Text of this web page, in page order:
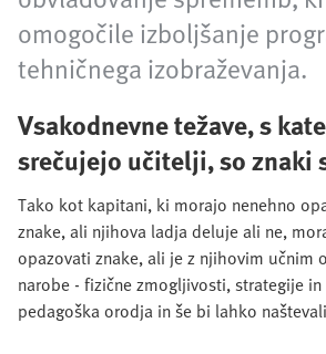
omogočile izboljšanje
tehničnega izobraževanja.
Vsakodnevne težave, s
srečujejo učitelji, so znaki
Tako kot kapitani, ki morajo nenehno
znake, ali njihova ladja deluje ali ne,
opazovati znake, ali je z njihovim učnim
narobe - fizične zmogljivosti, strategije
pedagoška orodja in še bi lahko